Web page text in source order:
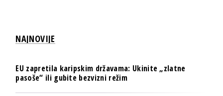
NAJNOVIJE
EU zapretila karipskim državama: Ukinite „zlatne
pasoše“ ili gubite bezvizni režim